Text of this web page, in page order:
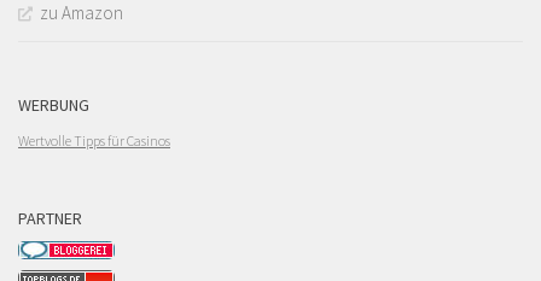
zu Amazon
WERBUNG
Wertvolle Tipps für Casinos
PARTNER